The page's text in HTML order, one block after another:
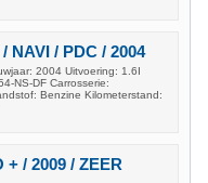
NAVI / PDC / 2004
2004 Uitvoering: 1.6I
NS-DF Carrosserie:
Benzine Kilometerstand:
+ / 2009 / ZEER